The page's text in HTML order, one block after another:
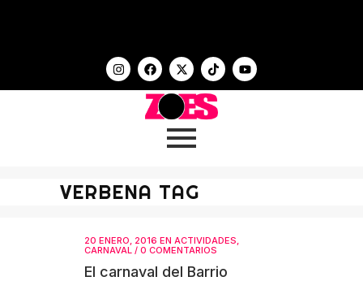
VERBENA TAG
20 ENERO, 2016 EN ACTIVIDADES,
CARNAVAL / 0 COMENTARIOS
El carnaval del Barrio